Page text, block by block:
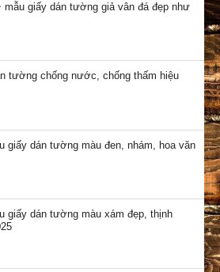
mẫu giấy dán tường giả vân đá đẹp như
tường chống nước, chống thấm hiệu
giấy dán tường màu đen, nhám, hoa văn
giấy dán tường màu xám đẹp, thịnh